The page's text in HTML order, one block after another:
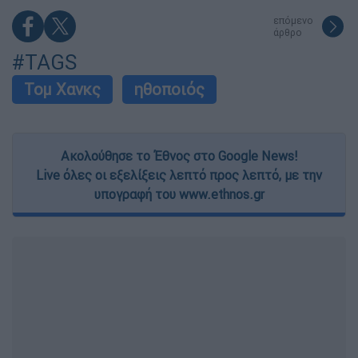
επόμενο
άρθρο
#TAGS
Τομ Χανκς ηθοποιός
Ακολούθησε το Έθνος στο Google News!
Live όλες οι εξελίξεις λεπτό προς λεπτό, με την
υπογραφή του www.ethnos.gr